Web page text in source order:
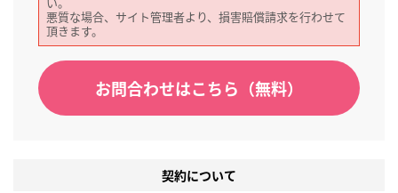
悪質な場合、サイト管理者より、損害賠償請求を行わせて
頂きます。
お問合わせはこちら（無料）
契約について